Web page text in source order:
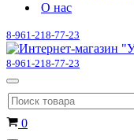
О нас
8-961-218-77-23
8-961-218-77-23
Меню
навигации
Искать...
Корзина
0